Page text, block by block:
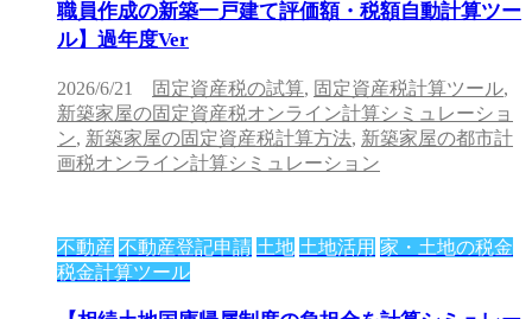
職員作成の新築一戸建て評価額・税額自動計算ツー
ル】過年度Ver
2026/6/21 固定資産税の試算, 固定資産税計算ツール,
新築家屋の固定資産税オンライン計算シミュレーショ
ン, 新築家屋の固定資産税計算方法, 新築家屋の都市計
画税オンライン計算シミュレーション
不動産 不動産登記申請 土地 土地活用 家・土地の税金
税金計算ツール